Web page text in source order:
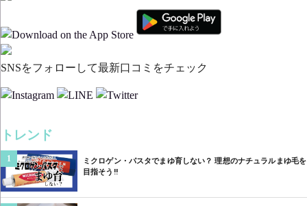
SNSをフォローして最新口コミをチェック
トレンド
1
ミクロゲン・パスタでまゆ育しない？ 理想のナチュラルまゆ毛を
目指そう‼︎